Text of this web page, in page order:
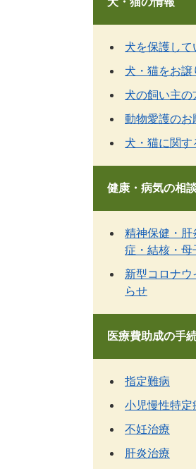
犬を保護して
犬・猫をお譲
犬の飼い主の
動物愛護のお
犬・猫に関す
健康・病気の相
精神保健・肝
症・結核・母
新型コロナウ
らせ
医療費助成の手
指定難病
小児慢性特定
不妊治療
肝炎治療